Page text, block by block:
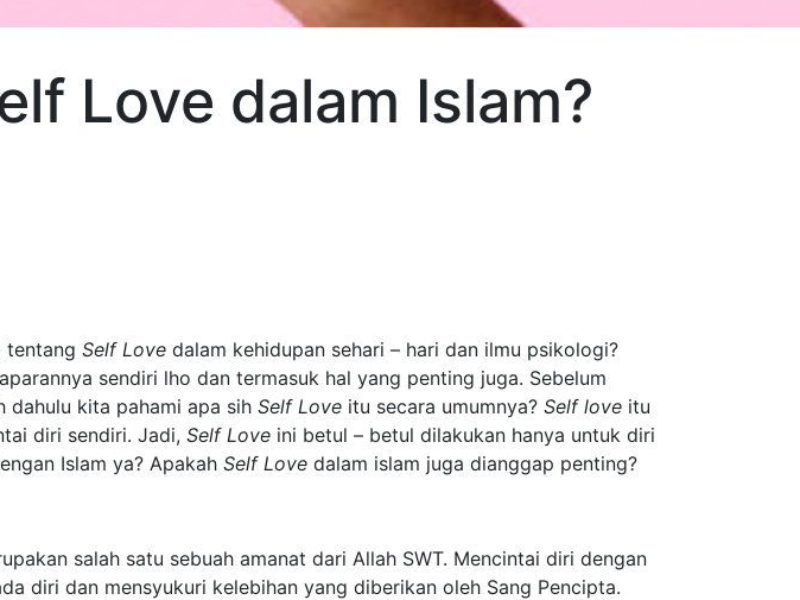
Love dalam Islam?
tentang Self Love dalam kehidupan sehari – hari dan ilmu psikologi?
sendiri lho dan termasuk hal yang penting juga. Sebelum
dahulu kita pahami apa sih Self Love itu secara umumnya? Self love itu
diri sendiri. Jadi, Self Love ini betul – betul dilakukan hanya untuk diri
Islam ya? Apakah Self Love dalam islam juga dianggap penting?
salah satu sebuah amanat dari Allah SWT. Mencintai diri dengan
diri dan mensyukuri kelebihan yang diberikan oleh Sang Pencipta.